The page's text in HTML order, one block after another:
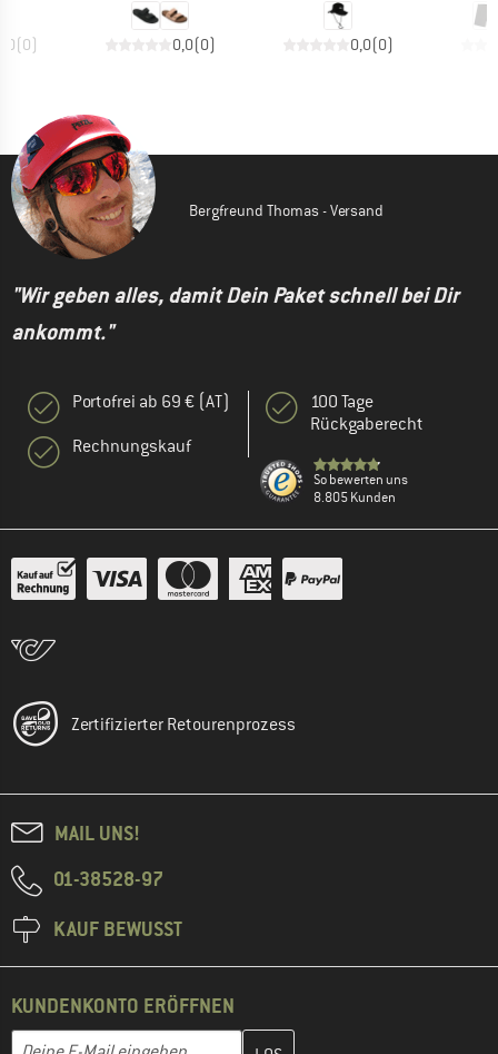
(0) 0,0(0) 0,0(0)
Bergfreund Thomas - Versand
"Wir geben alles, damit Dein Paket schnell bei Dir
ankommt."
Portofrei ab 69 € (AT)
Rechnungskauf
100 Tage
Rückgaberecht
So bewerten uns
8.805 Kunden
Zertifizierter Retourenprozess
MAIL UNS!
01-38528-97
KAUF BEWUSST
KUNDENKONTO ERÖFFNEN
E-Mail-Adresse
Gib hier deine E-Mail-Adresse ein und erstelle im nächsten